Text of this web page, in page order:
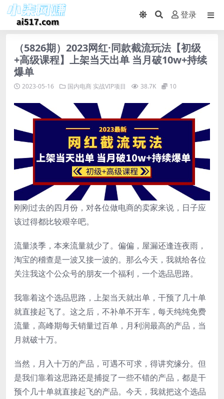
登录
（5826期）2023网红·同款截流玩法【初级
+高级课程】上架当天出单 当月破10w+持续
爆单
2023-05-16 国内电商 实战VIP项目 38.7K 10
刚刚过去的四月份，对各位做电商的卖家来说，日子应
该过得都比较艰辛吧。
流量淡季，本来流量就少了。偏偏，屋漏还逢连夜雨，
淘宝的稽查是一波又接一波的。那么今天，我就给各位
关注我这个公众号的朋友一个福利，一个选品思路。
我靠着这个选品思路，上架当天就出单，干预了几十单
就直接起飞了。这之后，不补单不开车，每天纯纯免费
流量，高峰期每天销量过百单，月利润最高的产品，当
月就破十万。
当然，月入十万的产品，可遇不可求，得讲究缘分。但
是我们靠着这思路还是捕捉了一些不错的产品，都是干
预个几十单就直接起飞的产品。今天，我就把这个选品